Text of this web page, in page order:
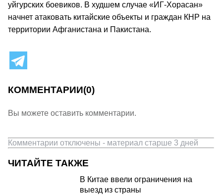
уйгурских боевиков. В худшем случае «ИГ-Хорасан»
начнет атаковать китайские объекты и граждан КНР на
территории Афганистана и Пакистана.
КОММЕНТАРИИ(0)
Вы можете оставить комментарии.
Комментарии отключены - материал старше 3 дней
ЧИТАЙТЕ ТАКЖЕ
В Китае ввели ограничения на
выезд из страны